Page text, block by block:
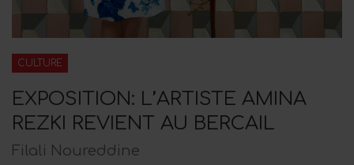
CULTURE
EXPOSITION: L’ARTISTE AMINA
REZKI REVIENT AU BERCAIL
Filali Noureddine